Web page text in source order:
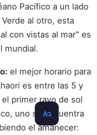
Pacífico a un lado
al otro, esta
con vistas al mar" es
mundial.
el mejor horario para
es entre las 5 y
primer rayo de sol
uno se encuentra
el amanecer: